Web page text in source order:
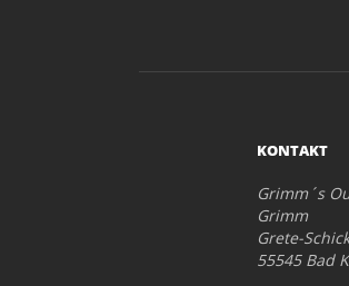
KONTAKT
Grimm´s
Grimm
Grete-
55545 Bad